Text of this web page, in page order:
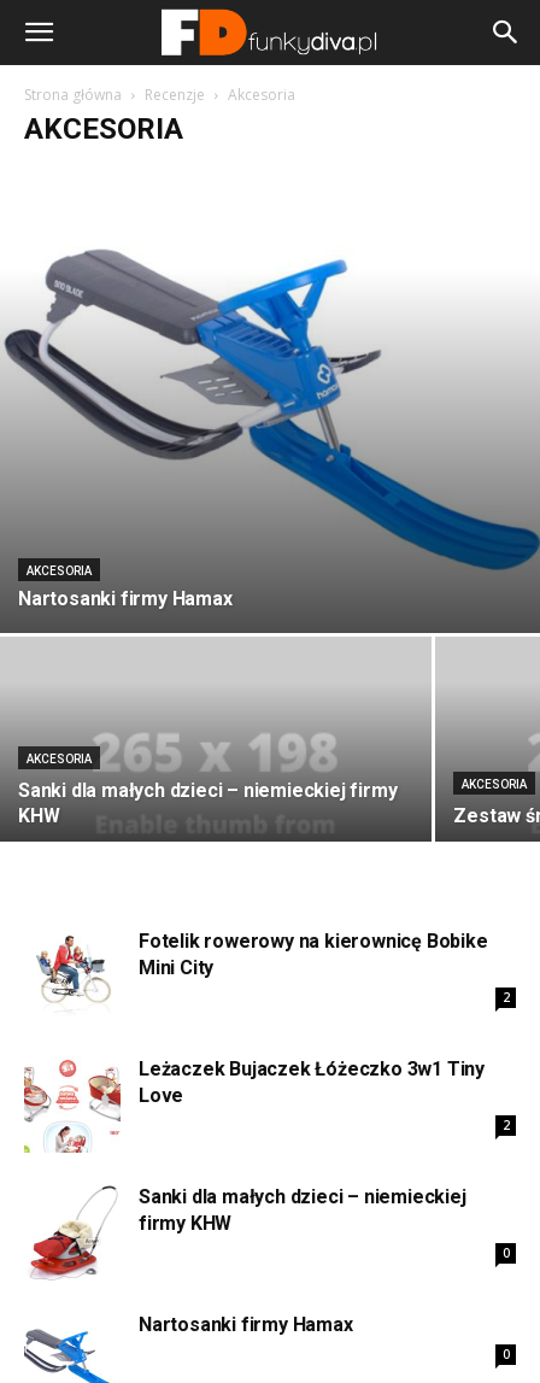
Strona główna Recenzje Akcesoria
AKCESORIA
AKCESORIA
Nartosanki firmy Hamax
AKCESORIA
Sanki dla małych dzieci – niemieckiej firmy
KHW
AKCESORIA
Zestaw
Fotelik rowerowy na kierownicę Bobike
Mini City
2
Leżaczek Bujaczek Łóżeczko 3w1 Tiny
Love
2
Sanki dla małych dzieci – niemieckiej
firmy KHW
0
Nartosanki firmy Hamax
0